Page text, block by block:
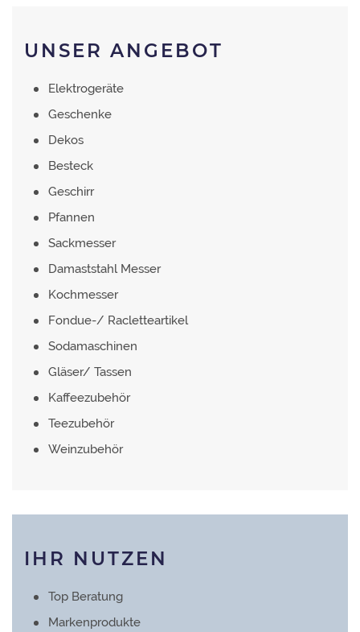
UNSER ANGEBOT
Elektrogeräte
Geschenke
Dekos
Besteck
Geschirr
Pfannen
Sackmesser
Damaststahl Messer
Kochmesser
Fondue-/ Racletteartikel
Sodamaschinen
Gläser/ Tassen
Kaffeezubehör
Teezubehör
Weinzubehör
IHR NUTZEN
Top Beratung
Markenprodukte